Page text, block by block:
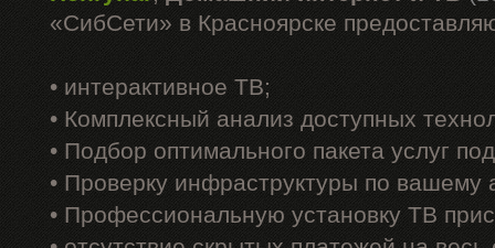
«СибСети» в Красноярске
• интерактивное ТВ;
• Комплексный анализ доступных
• Подбор оптимального пакета услуг
• Проверку инфраструктуры по вашему
• Профессиональную установку ТВ